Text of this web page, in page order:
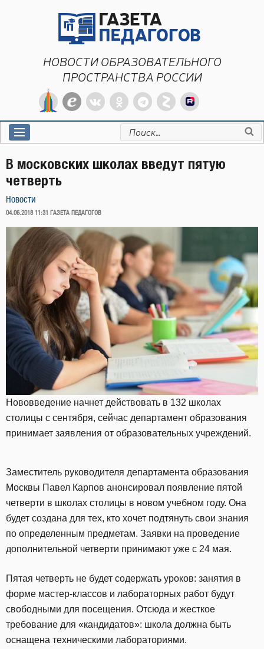
НОВОСТИ ОБРАЗОВАТЕЛЬНОГО
ПРОСТРАНСТВА РОССИИ
Искать:
В московских школах введут пятую
четверть
Новости
ОПУБЛИКОВАНО
04.06.2018 11:31 ГАЗЕТА ПЕДАГОГОВ
Нововведение начнет действовать в 132 школах
столицы с сентября, сейчас департамент образования
принимает заявления от образовательных учреждений.
Заместитель руководителя департамента образования
Москвы Павел Карпов анонсировал появление пятой
четверти в школах столицы в новом учебном году. Она
будет создана для тех, кто хочет подтянуть свои знания
по определенным предметам. Заявки на проведение
дополнительной четверти принимают уже с 24 мая.
Пятая четверть не будет содержать уроков: занятия в
форме мастер-классов и лабораторных работ будут
свободными для посещения. Отсюда и жесткое
требование для «кандидатов»: школа должна быть
оснащена техническими лабораториями.